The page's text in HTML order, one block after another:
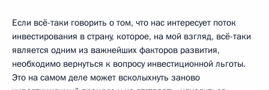
Если всё-таки говорить о том, что нас интересует поток
инвестирования в страну, которое, на мой взгляд, всё-таки
является одним из важнейших факторов развития,
необходимо вернуться к вопросу инвестиционной льготы.
Это на самом деле может всколыхнуть заново